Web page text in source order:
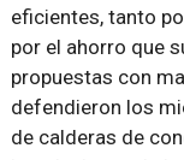
eficientes, tanto
por el ahorro que
propuestas con
defendieron los
de calderas de